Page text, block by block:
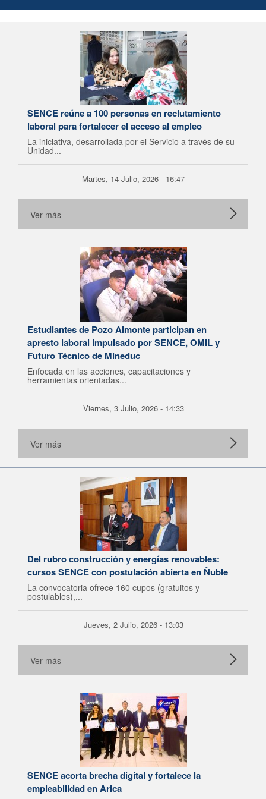
SENCE reúne a 100 personas en reclutamiento
laboral para fortalecer el acceso al empleo
La iniciativa, desarrollada por el Servicio a través de su
Unidad...
Martes, 14 Julio, 2026 - 16:47
Ver más
Estudiantes de Pozo Almonte participan en
apresto laboral impulsado por SENCE, OMIL y
Futuro Técnico de Mineduc
Enfocada en las acciones, capacitaciones y
herramientas orientadas...
Viernes, 3 Julio, 2026 - 14:33
Ver más
Del rubro construcción y energías renovables:
cursos SENCE con postulación abierta en Ñuble
La convocatoria ofrece 160 cupos (gratuitos y
postulables),...
Jueves, 2 Julio, 2026 - 13:03
Ver más
SENCE acorta brecha digital y fortalece la
empleabilidad en Arica